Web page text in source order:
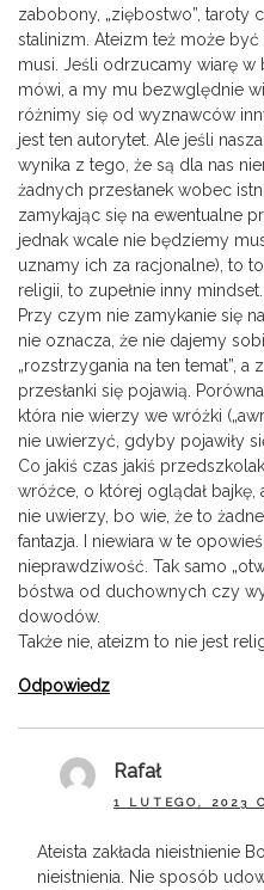
zabobony, „ziębostwo”,
stalinizm. Ateizm też może
musi. Jeśli odrzucamy wiarę w
mówi, a my mu bezwględnie
różnimy się od wyznawców
jest ten autorytet. Ale jeśli
wynika z tego, że są dla nas
żadnych przesłanek wobec
zamykając się na ewentualne
jednak wcale nie będziemy
uznamy ich za racjonalne), to
religii, to zupełnie inny mindset.
Przy czym nie zamykanie się
nie oznacza, że nie dajemy
„rozstrzygania na ten temat”,
przesłanki się pojawią.
która nie wierzy we wróżki
nie uwierzyć, gdyby pojawiły
Co jakiś czas jakiś
wróźce, o której oglądał
nie uwierzy, bo wie, że to
fantazja. I niewiara w te
nieprawdziwość. Tak samo
bóstwa od duchownych czy
dowodów.
Także nie, ateizm to nie jest
Odpowiedz
Rafał
1 LUTEGO, 2023
Ateista zakłada nieistnienie
nieistnienia. Nie sposób